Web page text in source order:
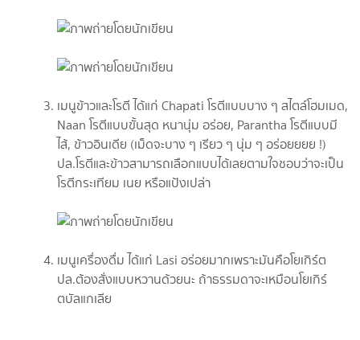
เมนูข้าวและโรตี ได้แก่ Chapati โรตีแบบบาง ๆ สไตล์โฮมเมด,
Naan โรตีแบบขั้นสุด หนานุ่ม อร่อย, Parantha โรตีแบบมี
ไส้, ข้าวอินเดีย (เม็ดจะบาง ๆ เรียว ๆ นุ่ม ๆ อร่อยยยย !)
ปล.โรตีและข้าวสามารถเลือกแบบได้เลยตามใจชอบว่าจะเป็น
โรตีกระเทียม เนย หรือแป้งเปล่า
เมนูเครื่องดื่ม ได้แก่ Lasi อร่อยมากเพราะมันคือโยเกิร์ต
ปล.ต้องสั่งแบบหวานด้วยนะ ถ้าธรรมดาจะเหมือนโยเกิร์
ตบัลแกเลีย